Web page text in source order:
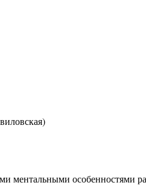
ментальными особенностями